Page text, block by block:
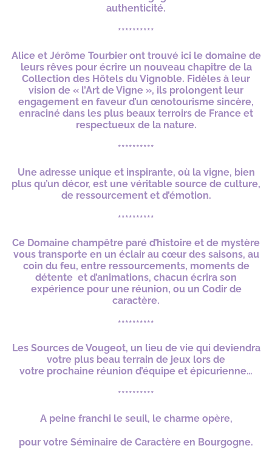
authenticité.
**********
Alice et Jérôme Tourbier ont trouvé ici le domaine de
leurs rêves pour écrire un nouveau chapitre de la
Collection des Hôtels du Vignoble. Fidèles à leur
vision de « l’Art de Vigne », ils prolongent leur
engagement en faveur d’un œnotourisme sincère,
enraciné dans les plus beaux terroirs de France et
respectueux de la nature.
**********
Une adresse unique et inspirante, où la vigne, bien
plus qu’un décor, est une véritable source de culture,
de ressourcement et d’émotion.
**********
Ce Domaine champêtre paré d’histoire et de mystère
vous transporte en un éclair au cœur des saisons, au
coin du feu, entre ressourcements, moments de
détente et d’animations, chacun écrira son
expérience pour une réunion, ou un Codir de
caractère.
**********
Les Sources de Vougeot, un lieu de vie qui deviendra
votre plus beau terrain de jeux lors de
votre prochaine réunion d’équipe et épicurienne…
**********
A peine franchi le seuil, le charme opère,
pour votre Séminaire de Caractère en Bourgogne.